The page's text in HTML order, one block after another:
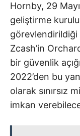
Hornby, 29
geliştirme
görevlendirildiği
Zcash’in
bir güvenlik
2022’den bu
olarak sınırsız
imkan